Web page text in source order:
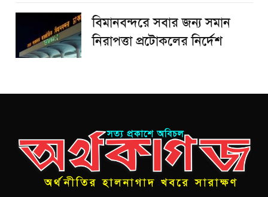
বিমানবন্দরে সবার জন্য সমান
নিরাপত্তা প্রটোকলের নির্দেশ